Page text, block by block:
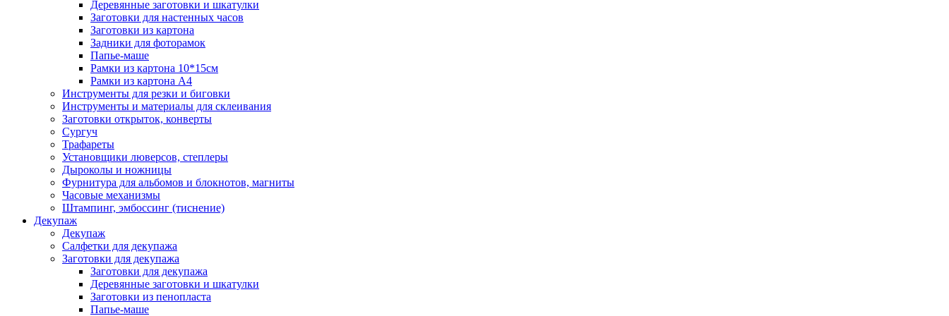
Деревянные заготовки и шкатулки
Заготовки для настенных часов
Заготовки из картона
Задники для фоторамок
Папье-маше
Рамки из картона 10*15см
Рамки из картона А4
Инструменты для резки и биговки
Инструменты и материалы для склеивания
Заготовки открыток, конверты
Сургуч
Трафареты
Установщики люверсов, степлеры
Дыроколы и ножницы
Фурнитура для альбомов и блокнотов, магниты
Часовые механизмы
Штампинг, эмбоссинг (тиснение)
Декупаж
Декупаж
Салфетки для декупажа
Заготовки для декупажа
Заготовки для декупажа
Деревянные заготовки и шкатулки
Заготовки из пенопласта
Папье-маше